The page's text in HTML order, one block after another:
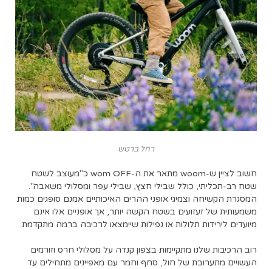
רחל ברטש
חשוב לציין ש-woom מתאר את ה-wom OFF כ"מעוצב לשטח
שטח רב-תכליתי, כולל שבילי חצץ, שבילי עפר ומסלולי משאבה".
המסגרת הקשיחה וצמיגי אופני ההרים האיכותיים אמנם סופגים כמות
משמעותית של זעזועים בשטח הקשה יותר, אך אופניים אלו אינם
מיועדים לירידות תלולות או נפילות שיימצאו לרכיבה ברמה מתקדמת.
רוב הרכיבות שלנו מתקיימות בצפון קנדה על מסלולי חרס וזורמים
העשויים מתערובת של חול, סחף וחמר עם מאפיינים מתחילים עד